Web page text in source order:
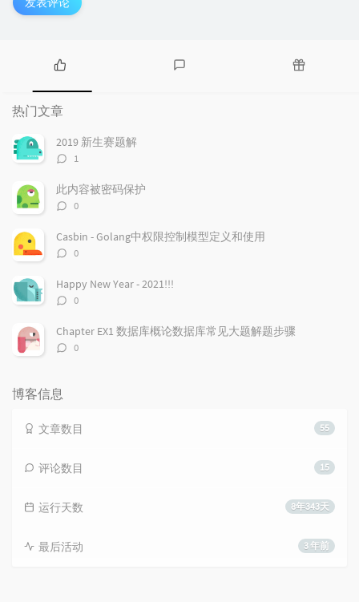
热
门
文
章
热门文章
2019 新生赛题解
评
数：
1
此内容被密码保护
评
数：
0
Casbin - Golang中权限控制模型定义和使用
评
数：
0
Happy New Year - 2021!!!
评
数：
0
Chapter EX1 数据库概论数据库常见大题解题步骤
评
0
博客信息
55
文章数目
15
评论数目
8年343天
运行天数
3 年前
最后活动